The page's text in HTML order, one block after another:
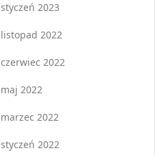
styczeń 2023
listopad 2022
czerwiec 2022
maj 2022
marzec 2022
styczeń 2022